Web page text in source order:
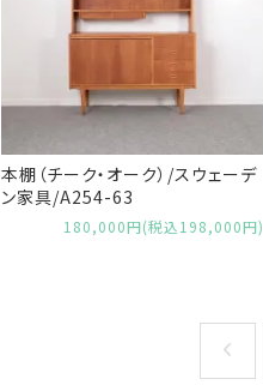
本棚（チーク・オーク）/スウェーデ
ン家具/A254-63
180,000円(税込198,000円)